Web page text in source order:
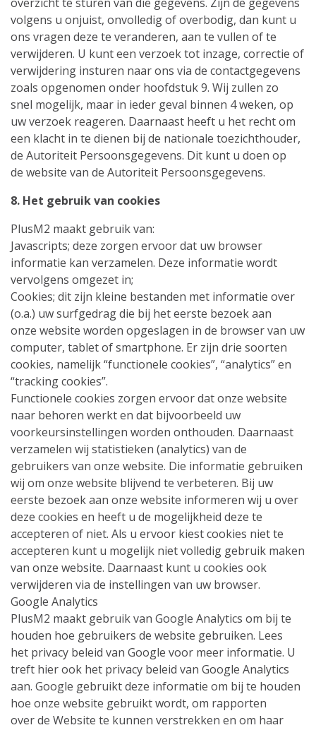
volgens u onjuist, onvolledig of overbodig, dan kunt u
ons vragen deze te veranderen, aan te vullen of te
verwijderen. U kunt een verzoek tot inzage, correctie of
verwijdering insturen naar ons via de contactgegevens
zoals opgenomen onder hoofdstuk 9. Wij zullen zo
snel mogelijk, maar in ieder geval binnen 4 weken, op
uw verzoek reageren. Daarnaast heeft u het recht om
een klacht in te dienen bij de nationale toezichthouder,
de Autoriteit Persoonsgegevens. Dit kunt u doen op
de website van de Autoriteit Persoonsgegevens.
8. Het gebruik van cookies
PlusM2 maakt gebruik van:
Javascripts; deze zorgen ervoor dat uw browser
informatie kan verzamelen. Deze informatie wordt
vervolgens omgezet in;
Cookies; dit zijn kleine bestanden met informatie over
(o.a.) uw surfgedrag die bij het eerste bezoek aan
onze website worden opgeslagen in de browser van uw
computer, tablet of smartphone. Er zijn drie soorten
cookies, namelijk “functionele cookies”, “analytics” en
“tracking cookies”.
Functionele cookies zorgen ervoor dat onze website
naar behoren werkt en dat bijvoorbeeld uw
voorkeursinstellingen worden onthouden. Daarnaast
verzamelen wij statistieken (analytics) van de
gebruikers van onze website. Die informatie gebruiken
wij om onze website blijvend te verbeteren. Bij uw
eerste bezoek aan onze website informeren wij u over
deze cookies en heeft u de mogelijkheid deze te
accepteren of niet. Als u ervoor kiest cookies niet te
accepteren kunt u mogelijk niet volledig gebruik maken
van onze website. Daarnaast kunt u cookies ook
verwijderen via de instellingen van uw browser.
Google Analytics
PlusM2 maakt gebruik van Google Analytics om bij te
houden hoe gebruikers de website gebruiken. Lees
het privacy beleid van Google voor meer informatie. U
treft hier ook het privacy beleid van Google Analytics
aan. Google gebruikt deze informatie om bij te houden
hoe onze website gebruikt wordt, om rapporten
over de Website te kunnen verstrekken en om haar